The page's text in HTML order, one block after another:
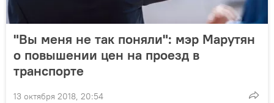
"Вы меня не так поняли": мэр Марутян
о повышении цен на проезд в
транспорте
13 октября 2018, 20:54